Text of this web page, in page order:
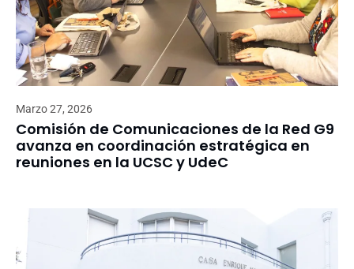
Marzo 27, 2026
Comisión de Comunicaciones de la Red G9
avanza en coordinación estratégica en
reuniones en la UCSC y UdeC